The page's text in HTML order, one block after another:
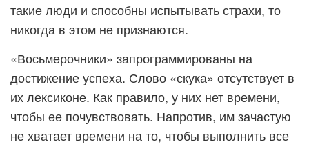
такие люди и способны испытывать страхи, то
никогда в этом не признаются.
«Восьмерочники» запрограммированы на
достижение успеха. Слово «скука» отсутствует в
их лексиконе. Как правило, у них нет времени,
чтобы ее почувствовать. Напротив, им зачастую
не хватает времени на то, чтобы выполнить все